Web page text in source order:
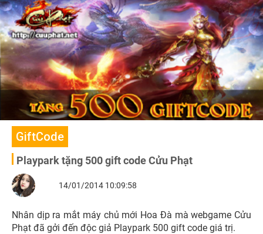
GiftCode
Playpark tặng 500 gift code Cửu Phạt
14/01/2014 10:09:58
Nhân dịp ra mắt máy chủ mới Hoa Đà mà webgame Cửu
Phạt đã gởi đến độc giả Playpark 500 gift code giá trị.